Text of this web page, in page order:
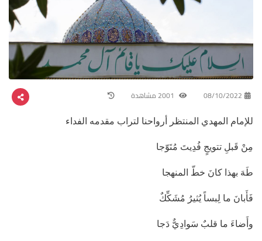
08/10/2022
للإمام المهدي المنتظر أرواحنا لتراب مقدمه الفداء
مِنْ قَبلِ تتويجٍ فُدِيتَ مُتَوّجا
طَهَ بهذا كانَ خطّ المنهجا
فَأَبانَ ما لِبساً يُثيرُ مُشَكِّكٌ
وأَضاءَ ما قلبٌ سَوادِيٌّ دَجا